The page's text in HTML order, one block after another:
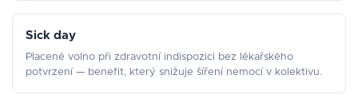
Sick day
Placené volno při zdravotní indispozici bez lékařského
potvrzení — benefit, který snižuje šíření nemocí v kolektivu.